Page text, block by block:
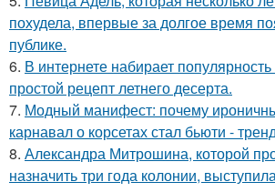
похудела, впервые за долгое время
публике.
6. В интернете набирает
простой рецепт летнего десерта.
7. Модный манифест: почему
карнавал о корсетах стал бьюти -
8. Александра Митрошина, которой
назначить три года колонии,